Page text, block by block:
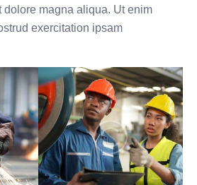
dolore magna aliqua. Ut enim
exercitation ipsam